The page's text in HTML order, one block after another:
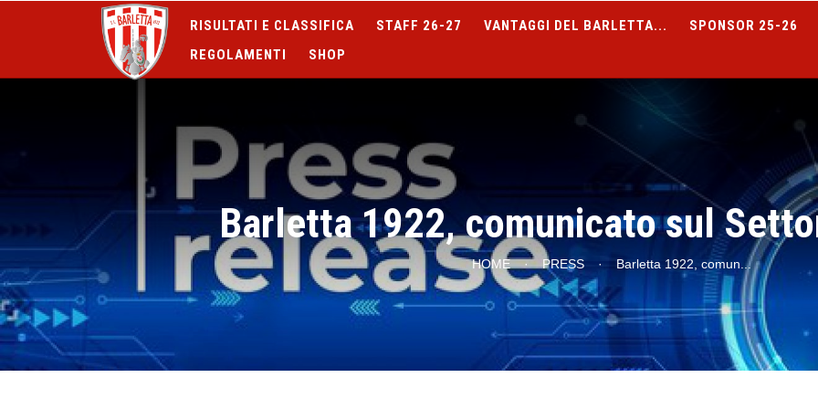
RISULTATI E CLASSIFICA STAFF 26-27 VANTAGGI DEL BARLETTA... SPONSOR 25-26
REGOLAMENTI
SHOP
Barletta 1922, comunicato sul
HOME · PRESS · Barletta 1922, comun...